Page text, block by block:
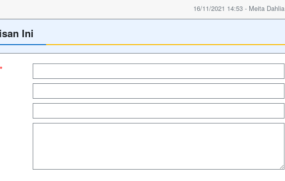
16/11/2021 14:53 - Meita Dahlia
Ini
*